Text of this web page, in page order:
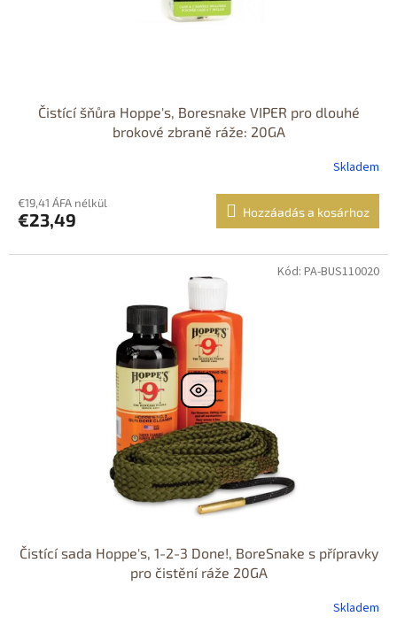
Čistící šňůra Hoppe's, Boresnake VIPER pro dlouhé
brokové zbraně ráže: 20GA
Skladem
€19,41 ÁFA nélkül
€23,49 Hozzáadás a kosárhoz
Čistící sada Hoppe's, 1-2-3 Done!, BoreSnake s přípravky
pro čistění ráže 20GA
Skladem
Kód: PA-BUS110020